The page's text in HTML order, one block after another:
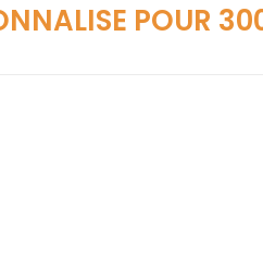
POUR